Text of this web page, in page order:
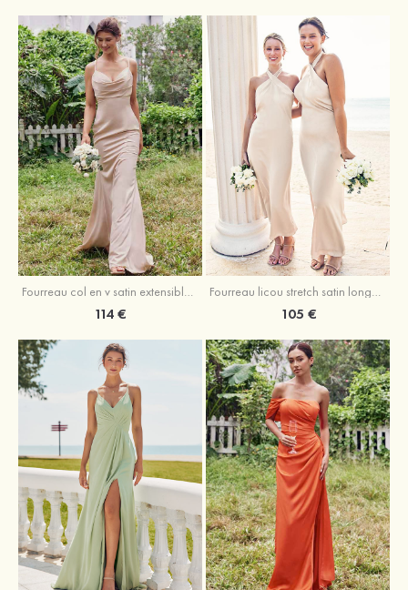
Fourreau col en v satin extensible ras du sol robe de demoiselle d'honneur
114 €
Fourreau licou stretch satin longueur cheville robe de demoiselle d'honneur
105 €